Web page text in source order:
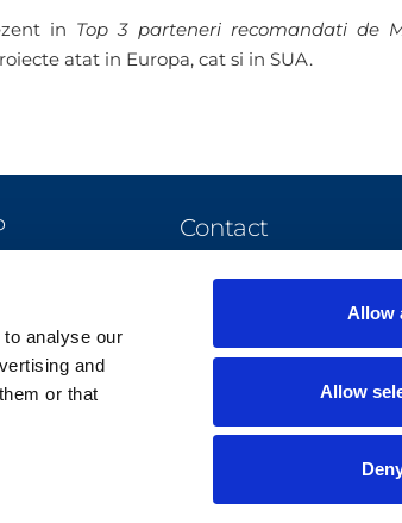
analyse our
and
or that
Allow
Allow
in Top 3 parteneri recomandati de
atat in Europa, cat si in SUA.
Contact
office@elian-
askformore@elian-
+40 737 512 579
Str. Sergent Ion
One Cotroceni